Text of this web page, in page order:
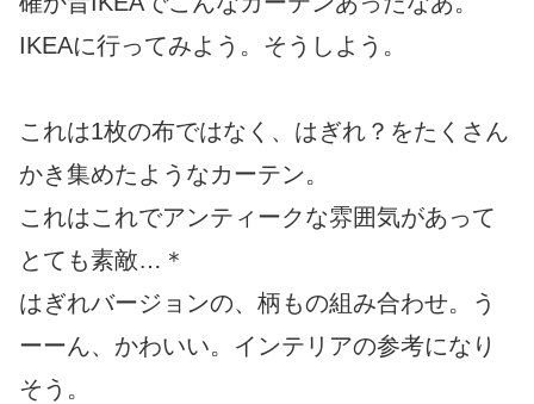
IKEAに行ってみよう。そうしよう。
これは1枚の布ではなく、はぎれ？をたくさん
かき集めたようなカーテン。
これはこれでアンティークな雰囲気があって
とても素敵…＊
はぎれバージョンの、柄もの組み合わせ。う
ーーん、かわいい。インテリアの参考になり
そう。